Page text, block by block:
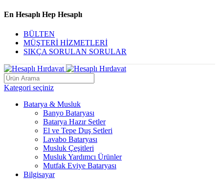
En Hesaplı Hep Hesaplı
BÜLTEN
MÜŞTERİ HİZMETLERİ
SIKÇA SORULAN SORULAR
Kategori seçiniz
Batarya & Musluk
Banyo Bataryası
Batarya Hazır Setler
El ve Tepe Duş Setleri
Lavabo Bataryası
Musluk Çeşitleri
Musluk Yardımcı Ürünler
Mutfak Eviye Bataryası
Bilgisayar